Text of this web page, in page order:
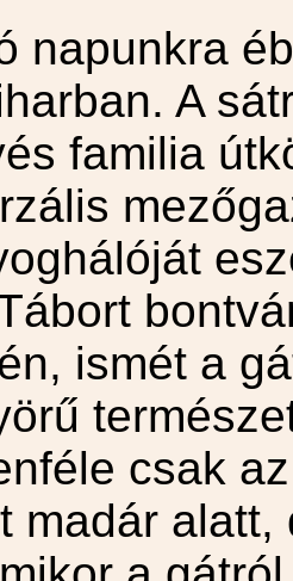
napunkra
A
familia
ismét a
csak
madár